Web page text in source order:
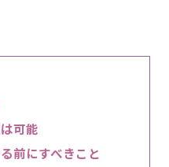
可能
前にすべきこと